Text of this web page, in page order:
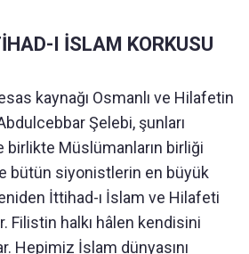
I İSLAM KORKUSU
kaynağı Osmanlı ve Hilafetin
Şelebi, şunları
birlikte Müslümanların birliği
bütün siyonistlerin en büyük
İttihad-ı İslam ve Hilafeti
Filistin halkı hâlen kendisini
Hepimiz İslam dünyasını